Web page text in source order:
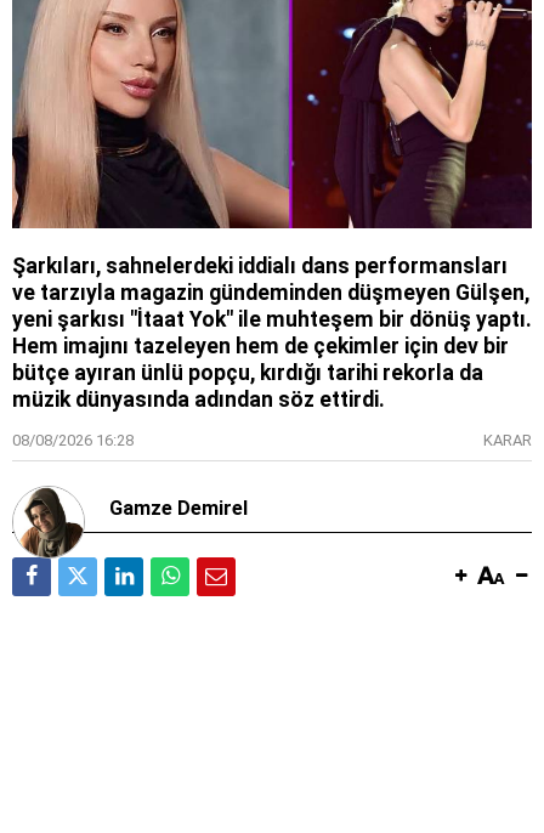
Şarkıları, sahnelerdeki iddialı dans performansları
ve tarzıyla magazin gündeminden düşmeyen Gülşen,
yeni şarkısı "İtaat Yok" ile muhteşem bir dönüş yaptı.
Hem imajını tazeleyen hem de çekimler için dev bir
bütçe ayıran ünlü popçu, kırdığı tarihi rekorla da
müzik dünyasında adından söz ettirdi.
08/08/2026 16:28 KARAR
Gamze Demirel